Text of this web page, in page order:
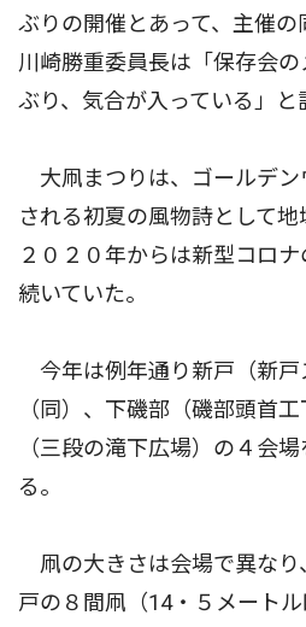
ぶりの開催とあって、主催
川崎勝重委員長は「保存会
ぶり、気合が入っている」と
大凧まつりは、ゴールデン
される初夏の風物詩として地
２０２０年からは新型コロ
続いていた。
今年は例年通り新戸（新戸
（同）、下磯部（磯部頭首
（三段の滝下広場）の４会
る。
凧の大きさは会場で異なり
戸の８間凧（14・５メート